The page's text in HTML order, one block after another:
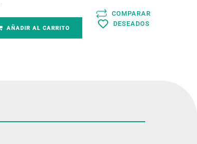
AÑADIR AL CARRITO
COMPARAR
DESEADOS